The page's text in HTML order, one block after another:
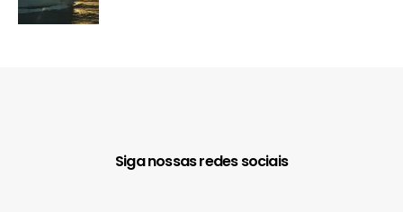
Siga nossas redes sociais